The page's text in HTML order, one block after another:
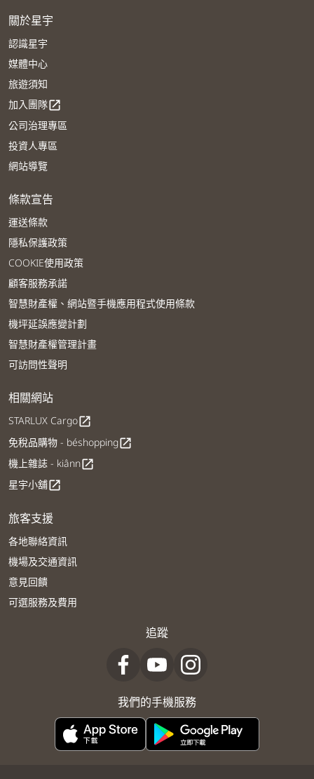
關於星宇
認識星宇
媒體中心
旅遊須知
加入團隊open_in_new
公司治理專區
投資人專區
網站導覽
條款宣告
運送條款
隱私保護政策
COOKIE使用政策
顧客服務承諾
智慧財產權、網站暨手機應用程式使用條款
機坪延誤應變計劃
智慧財產權管理計畫
可訪問性聲明
相關網站
STARLUX Cargoopen_in_new
免稅品購物 - béshoppingopen_in_new
機上雜誌 - kiânnopen_in_new
星宇小舖open_in_new
旅客支援
各地聯絡資訊
機場及交通資訊
意見回饋
可選服務及費用
追蹤
我們的手機服務